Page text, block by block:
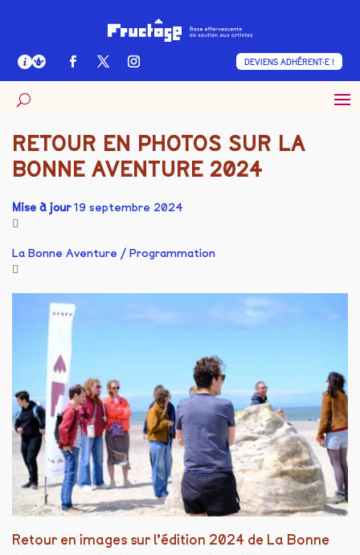
DEVIENS ADHÉRENT·E !
Retour en images sur l’édition 2024 de La Bonne
RETOUR EN PHOTOS SUR LA
BONNE AVENTURE 2024
Mise à jour19 septembre 2024
La Bonne Aventure / Programmation